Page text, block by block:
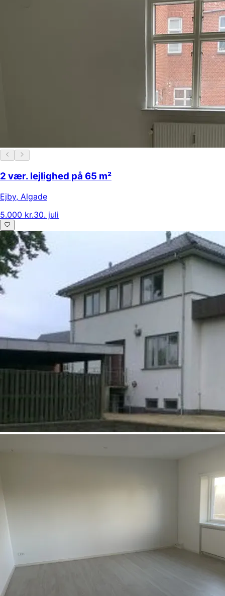
2 vær. lejlighed på 65 m²
Ejby, Algade
5.000 kr.30. juli